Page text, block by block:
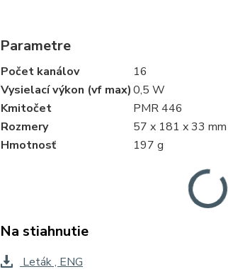
Parametre
Počet kanálov
16
Vysielací výkon (vf max)0,5 W
Kmitočet
PMR 446
Rozmery
57 x 181 x 33 mm
Hmotnosť
197 g
Na stiahnutie
Leták , ENG